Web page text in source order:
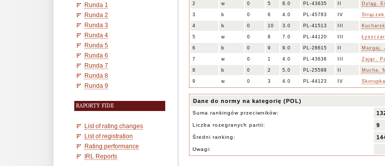
Runda 1
Runda 2
Runda 3
Runda 4
Runda 5
Runda 6
Runda 7
Runda 8
Runda 9
RAPORTY FIDE
List of rating changes
List of registration
Rating performance
IRL Reports
2 w 0 5 8.0 PL-43635 Dyląg,
3 b 0 6 4.0 PL-45783 IV
4 b 0 10 3.0 PL-41513
5 w 0 8 7.0 PL-44120
6 b 0 9 9.0 PL-28615 Mazgaj,
7 w 0 1 4.0 PL-43638 Zając,
8 b 0 2 5.0 PL-25598 Mucha,
9 w 0 3 4.0 PL-44123 IV
Dane do normy na kategorię (POL)
Suma rankingów przeciwników:
Liczba rozegranych partii: 9
Średni ranking:
Uwagi: